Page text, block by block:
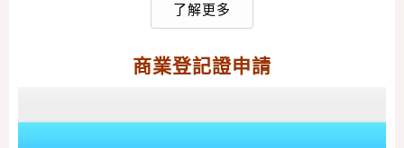
了解更多
商業登記證申請